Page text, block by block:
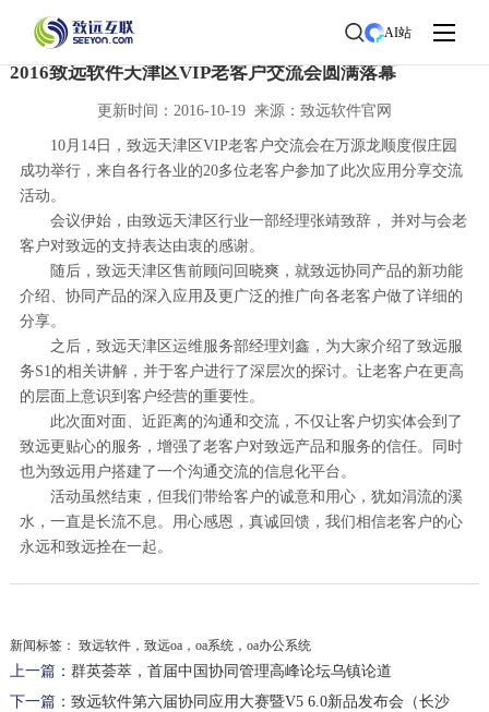
AI站
首页>了解致远>新闻中心
2016致远软件天津区VIP老客户交流会圆满落幕
更新时间：2016-10-19 来源：致远软件官网
10月14日，致远天津区VIP老客户交流会在万源龙顺度假庄园
成功举行，来自各行各业的20多位老客户参加了此次应用分享交流
活动。
会议伊始，由致远天津区行业一部经理张靖致辞， 并对与会老
客户对致远的支持表达由衷的感谢。
随后，致远天津区售前顾问回晓爽，就致远协同产品的新功能
介绍、协同产品的深入应用及更广泛的推广向各老客户做了详细的
分享。
之后，致远天津区运维服务部经理刘鑫，为大家介绍了致远服
务S1的相关讲解，并于客户进行了深层次的探讨。让老客户在更高
的层面上意识到客户经营的重要性。
此次面对面、近距离的沟通和交流，不仅让客户切实体会到了
致远更贴心的服务，增强了老客户对致远产品和服务的信任。同时
也为致远用户搭建了一个沟通交流的信息化平台。
活动虽然结束，但我们带给客户的诚意和用心，犹如涓流的溪
水，一直是长流不息。用心感恩，真诚回馈，我们相信老客户的心
永远和致远拴在一起。
新闻标签： 致远软件，致远oa，oa系统，oa办公系统
上一篇： 群英荟萃，首届中国协同管理高峰论坛乌镇论道
下一篇： 致远软件第六届协同应用大赛暨V5 6.0新品发布会（长沙